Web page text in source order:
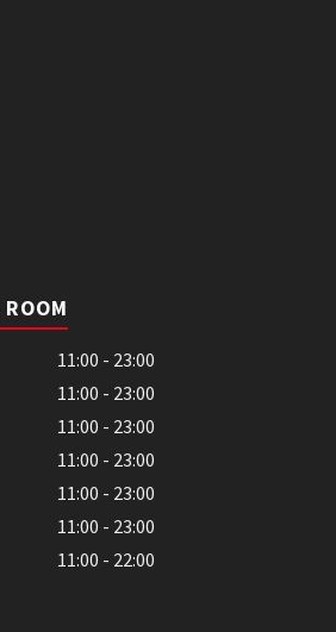
11:00 - 23:00
11:00 - 23:00
11:00 - 23:00
11:00 - 23:00
11:00 - 23:00
11:00 - 23:00
11:00 - 22:00